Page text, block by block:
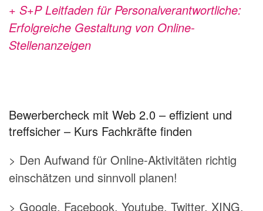
+ S+P Leitfaden für Personalverantwortliche:
Erfolgreiche Gestaltung von Online-
Stellenanzeigen
Bewerbercheck mit Web 2.0 – effizient und
treffsicher – Kurs Fachkräfte finden
> Den Aufwand für Online-Aktivitäten richtig
einschätzen und sinnvoll planen!
> Google, Facebook, Youtube, Twitter, XING,